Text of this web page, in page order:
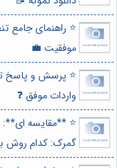
⭐️ راهنمای جامع
موفقیت 💼
⭐️ پرسش و پاسخ
واردات موفق ❓
⭐️ **مقایسه
گمرک: کدام روش